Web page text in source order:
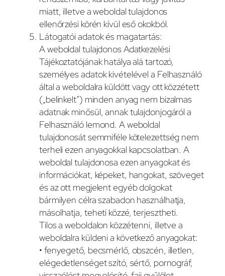
miatt, illetve a weboldal tulajdonos
ellenőrzési körén kívül eső okokból.
Látogatói adatok és magatartás:
A weboldal tulajdonos Adatkezelési
Tájékoztatójának hatálya alá tartozó,
személyes adatok kivételével a Felhasználó
által a weboldalra küldött vagy ott közzétett
(„belinkelt”) minden anyag nem bizalmas
adatnak minősül, annak tulajdonjogáról a
Felhasználó lemond. A weboldal
tulajdonosát semmiféle kötelezettség nem
terheli ezen anyagokkal kapcsolatban. A
weboldal tulajdonosa ezen anyagokat és
információkat, képeket, hangokat, szöveget
és az ott megjelent egyéb dolgokat
bármilyen célra szabadon használhatja,
másolhatja, teheti közzé, terjesztheti.
Tilos a weboldalon közzétenni, illetve a
weboldalra küldeni a következő anyagokat:
• fenyegető, becsmérlő, obszcén, illetlen,
elégedetlenséget szító, sértő, pornográf,